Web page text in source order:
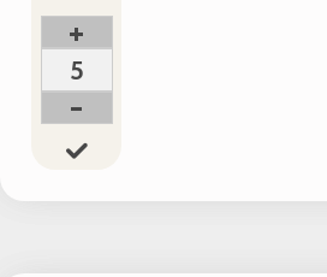
+
5
-